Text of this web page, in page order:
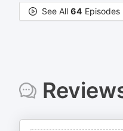
See All 64 Episodes